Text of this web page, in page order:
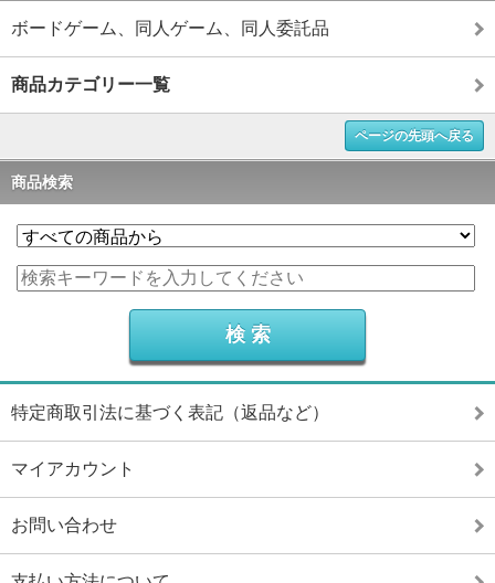
ボードゲーム、同人ゲーム、同人委託品
商品カテゴリー一覧
ページの先頭へ戻る
商品検索
特定商取引法に基づく表記（返品など）
マイアカウント
お問い合わせ